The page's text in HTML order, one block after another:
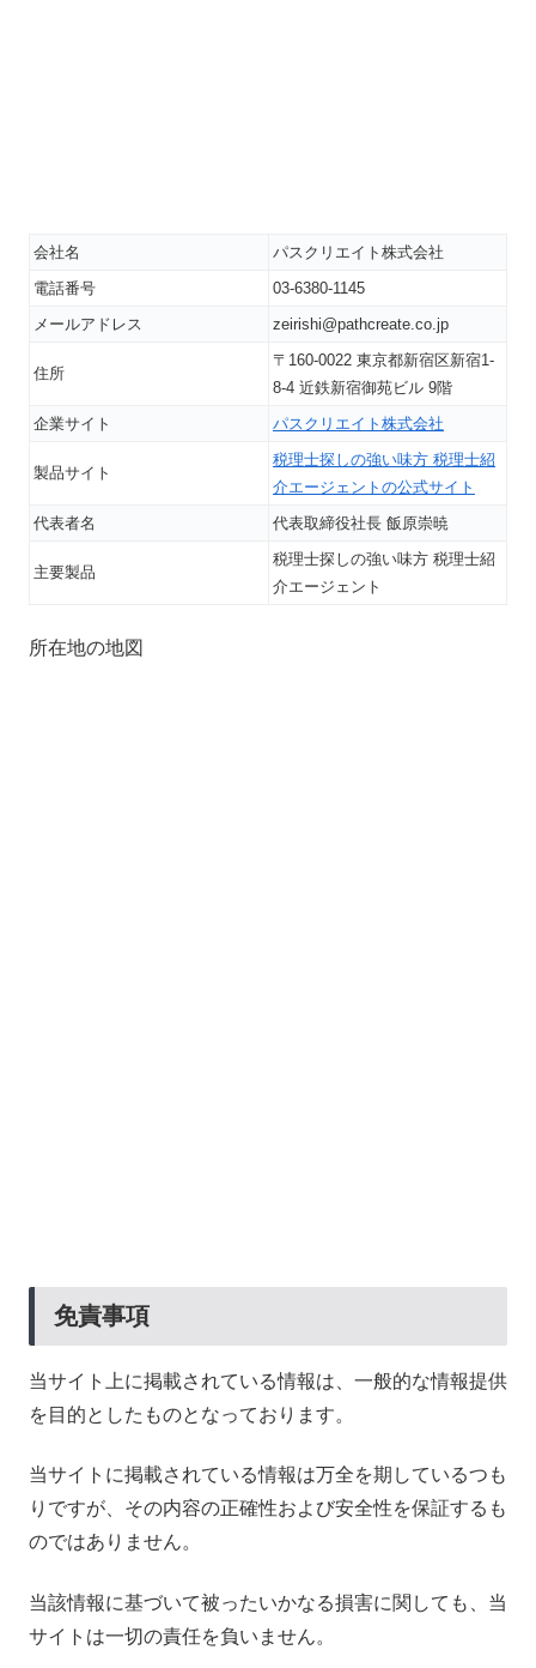
会社名
パスクリエイト株式会社
電話番号
03-6380-1145
メールアドレス
zeirishi@pathcreate.co.jp
住所
〒160-0022 東京都新宿区新宿1-
8-4 近鉄新宿御苑ビル 9階
企業サイト
パスクリエイト株式会社
製品サイト
税理士探しの強い味方 税理士紹
介エージェントの公式サイト
代表者名
代表取締役社長 飯原崇暁
主要製品
税理士探しの強い味方 税理士紹
介エージェント
所在地の地図
免責事項
当サイト上に掲載されている情報は、一般的な情報提供
を目的としたものとなっております。
当サイトに掲載されている情報は万全を期しているつも
りですが、その内容の正確性および安全性を保証するも
のではありません。
当該情報に基づいて被ったいかなる損害に関しても、当
サイトは一切の責任を負いません。